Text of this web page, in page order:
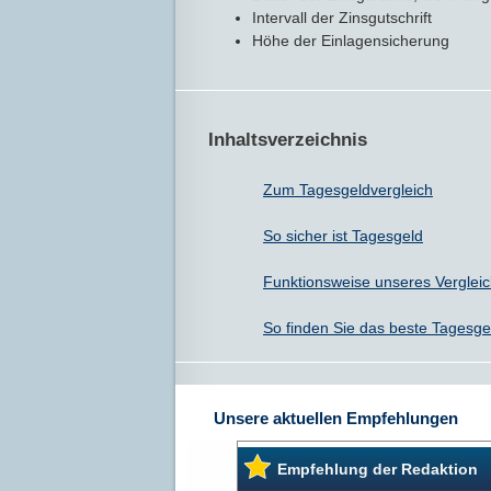
Intervall der Zinsgutschrift
Höhe der Einlagensicherung
Inhaltsverzeichnis
Zum Tagesgeldvergleich
So sicher ist Tagesgeld
Funktionsweise unseres
So finden Sie das beste
Unsere aktuellen Empfehlungen
Empfehlung der Redaktion